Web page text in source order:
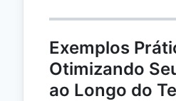
Exemplos
Otimizando
ao Longo do